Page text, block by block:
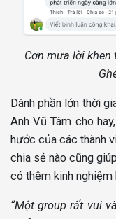
Cơn mưa lời khen
Dành phần lớn thời
Anh Vũ Tâm cho
hước của các thành
chia sẻ nào cũng
có thêm kinh
“Một group rất vui